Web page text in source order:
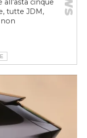
cinque
tutte JDM,